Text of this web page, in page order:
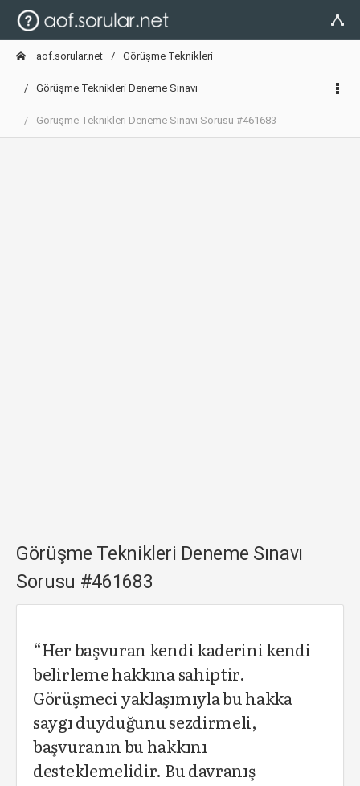
aof.sorular.net Görüşme Teknikleri
Görüşme Teknikleri Deneme Sınavı
Görüşme Teknikleri Deneme Sınavı Sorusu #461683
Görüşme Teknikleri Deneme Sınavı
Sorusu #461683
“Her başvuran kendi kaderini kendi
belirleme hakkına sahiptir.
Görüşmeci yaklaşımıyla bu hakka
saygı duyduğunu sezdirmeli,
başvuranın bu hakkını
desteklemelidir. Bu davranış